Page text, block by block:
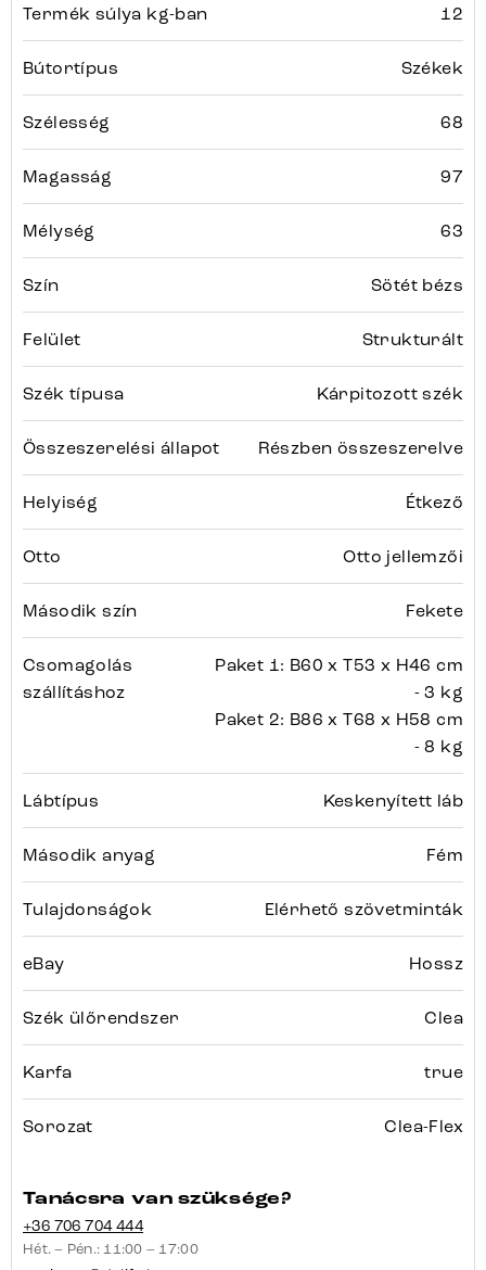
Termék súlya kg-ban 12
Bútortípus Székek
Szélesség 68
Magasság 97
Mélység 63
Szín Sötét bézs
Felület Strukturált
Szék típusa Kárpitozott szék
Összeszerelési állapot Részben összeszerelve
Helyiség Étkező
Otto Otto jellemzői
Második szín Fekete
Csomagolás
szállításhoz
Paket 1: B60 x T53 x H46 cm
- 3 kg
Paket 2: B86 x T68 x H58 cm
- 8 kg
Lábtípus Keskenyített láb
Második anyag Fém
Tulajdonságok Elérhető szövetminták
eBay Hossz
Szék ülőrendszer Clea
Karfa true
Sorozat Clea-Flex
Tanácsra van szüksége?
+36 706 704 444
Hét. – Pén.: 11:00 – 17:00